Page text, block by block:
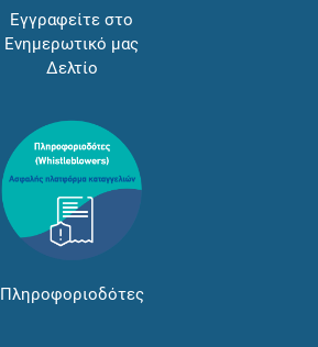
Εγγραφείτε στο
Ενημερωτικό μας
Δελτίο
Πληροφοριοδότες